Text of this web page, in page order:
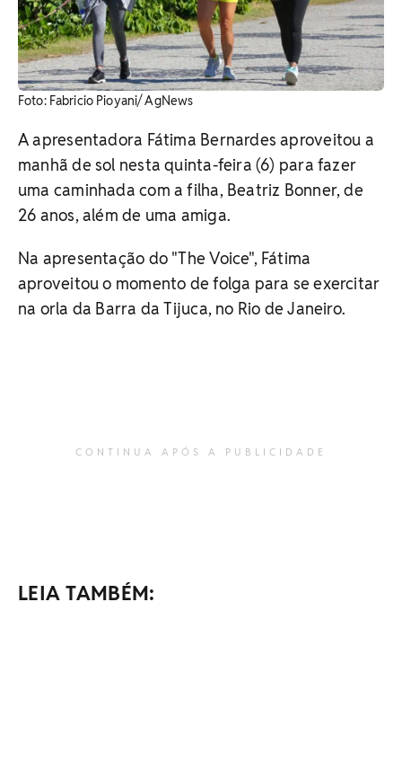
Foto: Fabricio Pioyani/ AgNews
A apresentadora Fátima Bernardes aproveitou a
manhã de sol nesta quinta-feira (6) para fazer
uma caminhada com a filha, Beatriz Bonner, de
26 anos, além de uma amiga.
Na apresentação do "The Voice", Fátima
aproveitou o momento de folga para se exercitar
na orla da Barra da Tijuca, no Rio de Janeiro.
CONTINUA APÓS A PUBLICIDADE
LEIA TAMBÉM: